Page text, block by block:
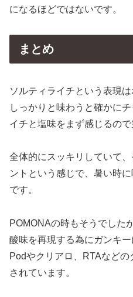
になるほどではないです。
まとめ
ソルティライチという表現は
しっかりと味わうと確かに
イチと塩味をまず感じるの
全体的にスッキリしていて
ントという感じで、暑い時
です。
POMONAの時もそうでした
酸味を再現する為にガンキー
Podやクリアロ、RTAなど
されています。